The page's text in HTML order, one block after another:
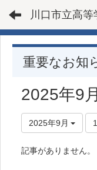
川口市立高等
重要なお知
2025年9
2025年9月
記事がありません。